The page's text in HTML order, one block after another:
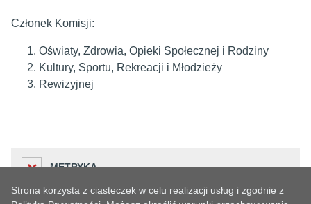
Członek Komisji:
Oświaty, Zdrowia, Opieki Społecznej i Rodziny
Kultury, Sportu, Rekreacji i Młodzieży
Rewizyjnej
METRYKA
Strona korzysta z ciasteczek w celu realizacji usług i zgodnie z